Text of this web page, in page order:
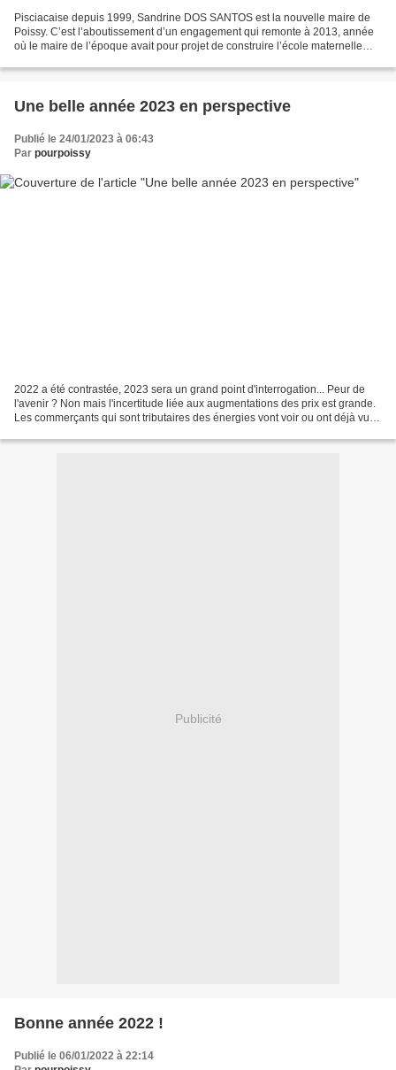
Pisciacaise depuis 1999, Sandrine DOS SANTOS est la nouvelle maire de
Poissy. C’est l’aboutissement d’un engagement qui remonte à 2013, année
où le maire de l’époque avait pour projet de construire l’école maternelle
Une belle année 2023 en perspective
Publié le 24/01/2023 à 06:43
Par pourpoissy
2022 a été contrastée, 2023 sera un grand point d'interrogation... Peur de
l'avenir ? Non mais l'incertitude liée aux augmentations des prix est grande.
Les commerçants qui sont tributaires des énergies vont voir ou ont déjà vu
Publicité
Bonne année 2022 !
Publié le 06/01/2022 à 22:14